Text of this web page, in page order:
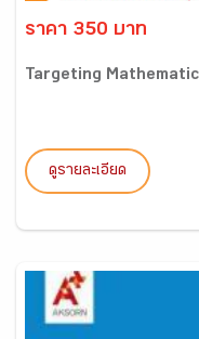
ราคา 350 บาท
Targeting
ดูรายละเอียด